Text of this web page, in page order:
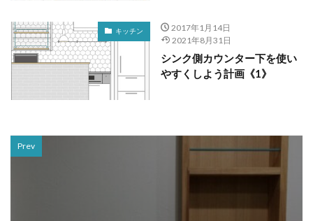
キッチン
2017年1月14日
2021年8月31日
シンク側カウンター下を使い
やすくしよう計画《1》
Prev